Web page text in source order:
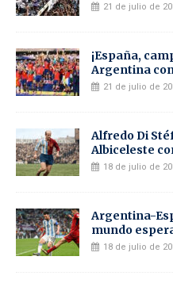
21 de julio de
¡España,
Argentina
21 de julio de
Alfredo Di
Albiceleste
18 de julio de
Argentina-
mundo
18 de julio de